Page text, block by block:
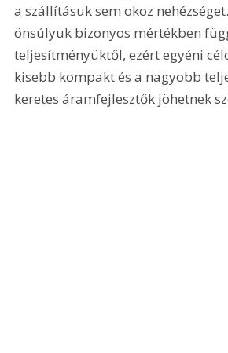
a szállításuk sem okoz
önsúlyuk bizonyos mértékben
teljesítményüktől, ezért egyéni
kisebb kompakt és a nagyobb
keretes áramfejlesztők jöhetnek